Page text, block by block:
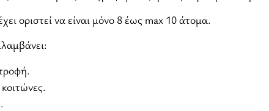
οριστεί να είναι μόνο 8 έως max 10 άτομα.